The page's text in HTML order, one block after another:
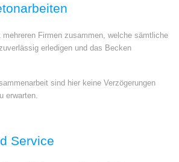
mehreren Firmen zusammen, welche sämtliche
erledigen und das Becken
sind hier keine Verzögerungen
erwarten.
Service